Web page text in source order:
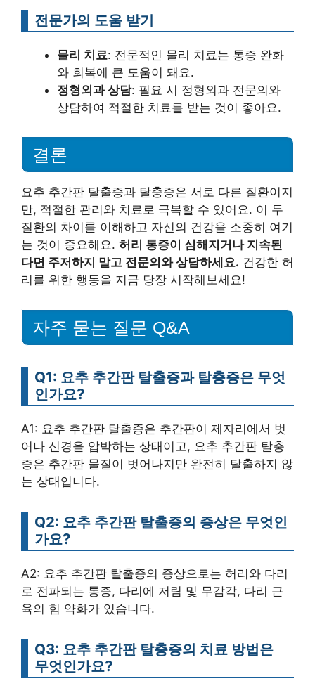
전문가의 도움 받기
물리 치료: 전문적인 물리 치료는 통증 완화
와 회복에 큰 도움이 돼요.
정형외과 상담: 필요 시 정형외과 전문의와
상담하여 적절한 치료를 받는 것이 좋아요.
결론
요추 추간판 탈출증과 탈충증은 서로 다른 질환이지
만, 적절한 관리와 치료로 극복할 수 있어요. 이 두
질환의 차이를 이해하고 자신의 건강을 소중히 여기
는 것이 중요해요. 허리 통증이 심해지거나 지속된
다면 주저하지 말고 전문의와 상담하세요. 건강한 허
리를 위한 행동을 지금 당장 시작해보세요!
자주 묻는 질문 Q&A
Q1: 요추 추간판 탈출증과 탈충증은 무엇
인가요?
A1: 요추 추간판 탈출증은 추간판이 제자리에서 벗
어나 신경을 압박하는 상태이고, 요추 추간판 탈충
증은 추간판 물질이 벗어나지만 완전히 탈출하지 않
는 상태입니다.
Q2: 요추 추간판 탈출증의 증상은 무엇인
가요?
A2: 요추 추간판 탈출증의 증상으로는 허리와 다리
로 전파되는 통증, 다리에 저림 및 무감각, 다리 근
육의 힘 약화가 있습니다.
Q3: 요추 추간판 탈충증의 치료 방법은
무엇인가요?